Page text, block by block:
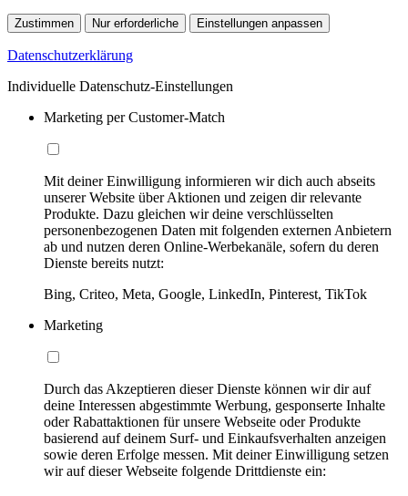
Zustimmen Nur erforderliche Einstellungen anpassen
Datenschutzerklärung
Individuelle Datenschutz-Einstellungen
Marketing per Customer-Match
Mit deiner Einwilligung informieren wir dich auch abseits
unserer Website über Aktionen und zeigen dir relevante
Produkte. Dazu gleichen wir deine verschlüsselten
personenbezogenen Daten mit folgenden externen Anbietern
ab und nutzen deren Online-Werbekanäle, sofern du deren
Dienste bereits nutzt:
Bing, Criteo, Meta, Google, LinkedIn, Pinterest, TikTok
Marketing
Durch das Akzeptieren dieser Dienste können wir dir auf
deine Interessen abgestimmte Werbung, gesponserte Inhalte
oder Rabattaktionen für unsere Webseite oder Produkte
basierend auf deinem Surf- und Einkaufsverhalten anzeigen
sowie deren Erfolge messen. Mit deiner Einwilligung setzen
wir auf dieser Webseite folgende Drittdienste ein: